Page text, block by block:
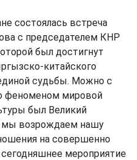
состоялась встреча
с председателем КНР
был достигнут
китайского
судьбы. Можно с
феноменом мировой
был Великий
мы возрождаем нашу
на совершенно
мероприятие